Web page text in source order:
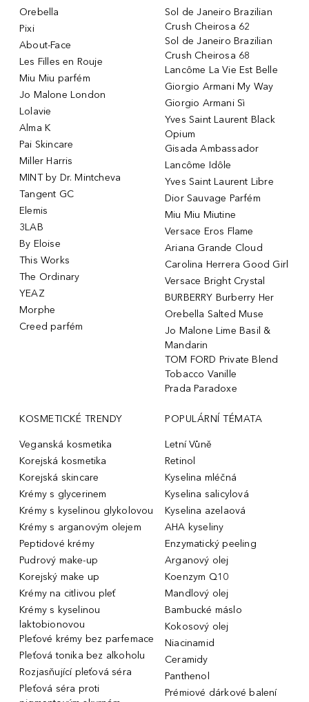
Orebella
Pixi
About-Face
Les Filles en Rouje
Miu Miu parfém
Jo Malone London
Lolavie
Alma K
Pai Skincare
Miller Harris
MINT by Dr. Mintcheva
Tangent GC
Elemis
3LAB
By Eloise
This Works
The Ordinary
YEAZ
Morphe
Creed parfém
Sol de Janeiro Brazilian
Crush Cheirosa 62
Sol de Janeiro Brazilian
Crush Cheirosa 68
Lancôme La Vie Est Belle
Giorgio Armani My Way
Giorgio Armani Sì
Yves Saint Laurent Black
Opium
Gisada Ambassador
Lancôme Idôle
Yves Saint Laurent Libre
Dior Sauvage Parfém
Miu Miu Miutine
Versace Eros Flame
Ariana Grande Cloud
Carolina Herrera Good Girl
Versace Bright Crystal
BURBERRY Burberry Her
Orebella Salted Muse
Jo Malone Lime Basil &
Mandarin
TOM FORD Private Blend
Tobacco Vanille
Prada Paradoxe
KOSMETICKÉ TRENDY
Veganská kosmetika
Korejská kosmetika
Korejská skincare
Krémy s glycerinem
Krémy s kyselinou glykolovou
Krémy s arganovým olejem
Peptidové krémy
Pudrový make-up
Korejský make up
Krémy na citlivou pleť
Krémy s kyselinou
laktobionovou
Pleťové krémy bez parfemace
Pleťová tonika bez alkoholu
Rozjasňující pleťová séra
Pleťová séra proti
POPULÁRNÍ TÉMATA
Letní Vůně
Retinol
Kyselina mléčná
Kyselina salicylová
Kyselina azelaová
AHA kyseliny
Enzymatický peeling
Arganový olej
Koenzym Q10
Mandlový olej
Bambucké máslo
Kokosový olej
Niacinamid
Ceramidy
Panthenol
Prémiové dárkové balení